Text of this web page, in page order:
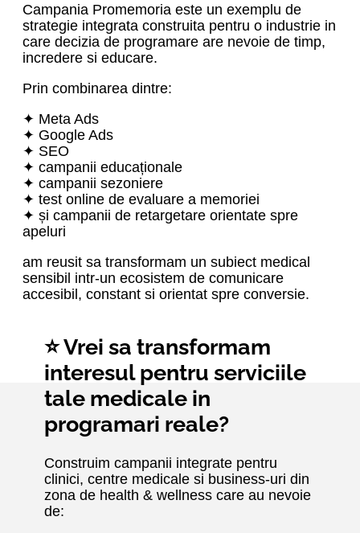
Campania Promemoria este un exemplu de
strategie integrata construita pentru o industrie in
care decizia de programare are nevoie de timp,
incredere si educare.
Prin combinarea dintre:
✦ Meta Ads
✦ Google Ads
✦ SEO
✦ campanii educaționale
✦ campanii sezoniere
✦ test online de evaluare a memoriei
✦ și campanii de retargetare orientate spre
apeluri
am reusit sa transformam un subiect medical
sensibil intr-un ecosistem de comunicare
accesibil, constant si orientat spre conversie.
⭐ Vrei sa transformam
interesul pentru serviciile
tale medicale in
programari reale?
Construim campanii integrate pentru
clinici, centre medicale si business-uri din
zona de health & wellness care au nevoie
de: